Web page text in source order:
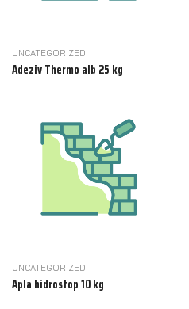
UNCATEGORIZED
Adeziv Thermo alb 25 kg
UNCATEGORIZED
Apla hidrostop 10 kg